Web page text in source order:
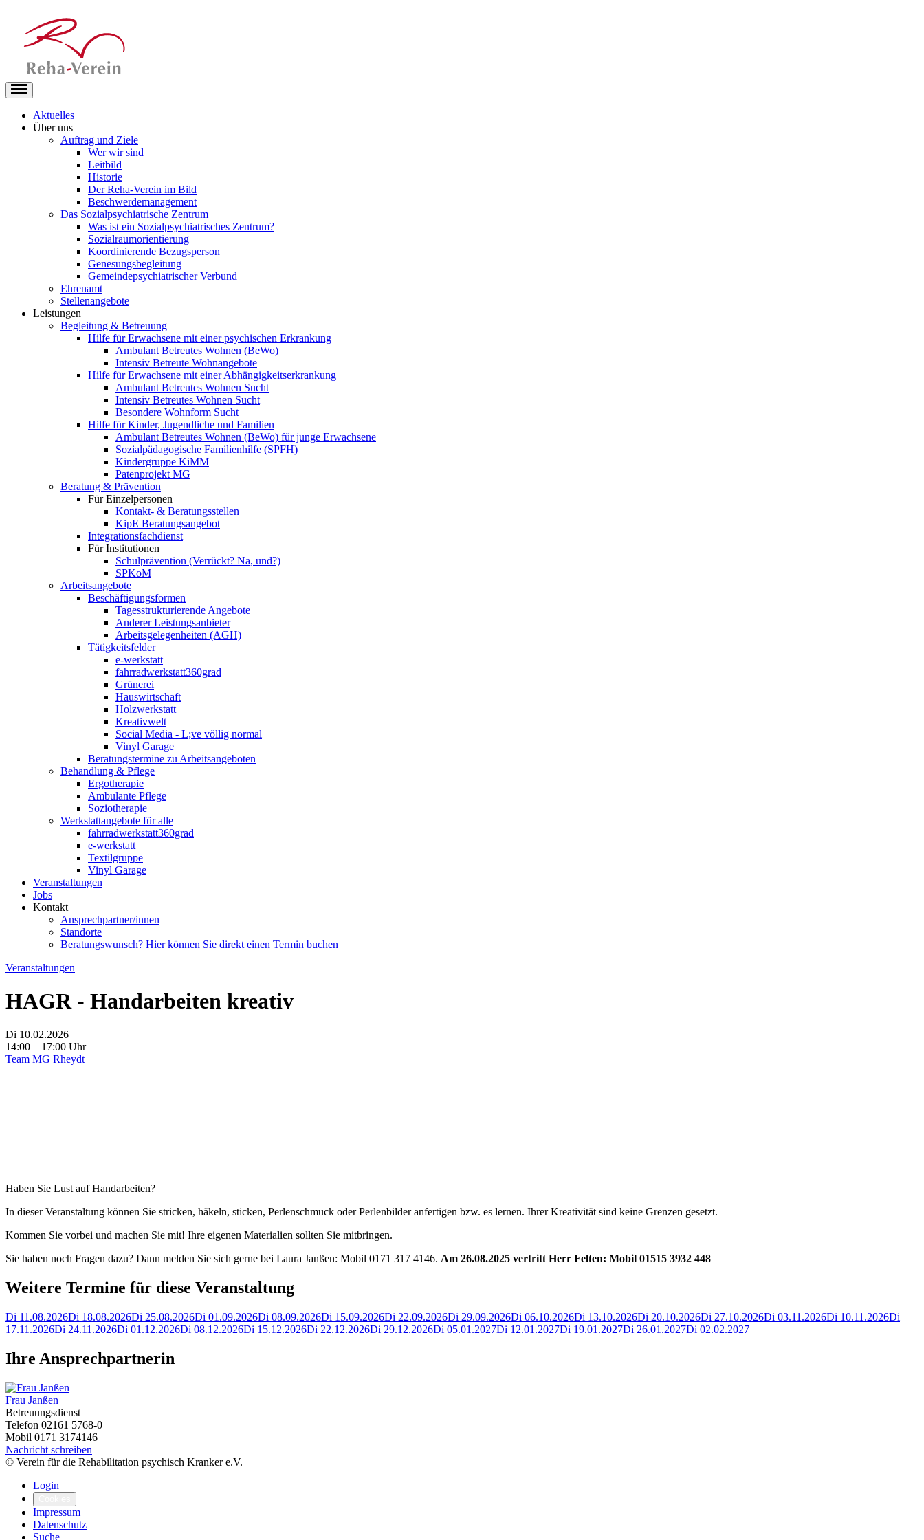
Aktuelles
Über uns
Auftrag und Ziele
Wer wir sind
Leitbild
Historie
Der Reha-Verein im Bild
Beschwerdemanagement
Das Sozialpsychiatrische Zentrum
Was ist ein Sozialpsychiatrisches Zentrum?
Sozialraumorientierung
Koordinierende Bezugsperson
Genesungsbegleitung
Gemeindepsychiatrischer Verbund
Ehrenamt
Stellenangebote
Leistungen
Begleitung & Betreuung
Hilfe für Erwachsene mit einer psychischen Erkrankung
Ambulant Betreutes Wohnen (BeWo)
Intensiv Betreute Wohnangebote
Hilfe für Erwachsene mit einer Abhängigkeitserkrankung
Ambulant Betreutes Wohnen Sucht
Intensiv Betreutes Wohnen Sucht
Besondere Wohnform Sucht
Hilfe für Kinder, Jugendliche und Familien
Ambulant Betreutes Wohnen (BeWo) für junge Erwachsene
Sozialpädagogische Familienhilfe (SPFH)
Kindergruppe KiMM
Patenprojekt MG
Beratung & Prävention
Für Einzelpersonen
Kontakt- & Beratungsstellen
KipE Beratungsangebot
Integrationsfachdienst
Für Institutionen
Schulprävention (Verrückt? Na, und?)
SPKoM
Arbeitsangebote
Beschäftigungsformen
Tagesstrukturierende Angebote
Anderer Leistungsanbieter
Arbeitsgelegenheiten (AGH)
Tätigkeitsfelder
e-werkstatt
fahrradwerkstatt360grad
Grünerei
Hauswirtschaft
Holzwerkstatt
Kreativwelt
Social Media - L;ve völlig normal
Vinyl Garage
Beratungstermine zu Arbeitsangeboten
Behandlung & Pflege
Ergotherapie
Ambulante Pflege
Soziotherapie
Werkstattangebote für alle
fahrradwerkstatt360grad
e-werkstatt
Textilgruppe
Vinyl Garage
Veranstaltungen
Jobs
Kontakt
Ansprechpartner/innen
Standorte
Beratungswunsch? Hier können Sie direkt einen Termin buchen
Veranstaltungen
HAGR - Handarbeiten kreativ
Di 10.02.2026
14:00 – 17:00 Uhr
Team MG Rheydt
Haben Sie Lust auf Handarbeiten?
In dieser Veranstaltung können Sie stricken, häkeln, sticken, Perlenschmuck oder Perlenbilder anfertigen bzw. es lernen. Ihrer Kreativität sind keine Grenzen gesetzt.
Kommen Sie vorbei und machen Sie mit! Ihre eigenen Materialien sollten Sie mitbringen.
Sie haben noch Fragen dazu? Dann melden Sie sich gerne bei Laura Janßen: Mobil 0171 317 4146. Am 26.08.2025 vertritt Herr Felten: Mobil 01515 3932 448
Weitere Termine für diese Veranstaltung
Di 11.08.2026Di 18.08.2026Di 25.08.2026Di 01.09.2026Di 08.09.2026Di 15.09.2026Di 22.09.2026Di 29.09.2026Di 06.10.2026Di 13.10.2026Di 20.10.2026Di 27.10.2026Di 03.11.2026Di 10.11.2026Di
17.11.2026Di 24.11.2026Di 01.12.2026Di 08.12.2026Di 15.12.2026Di 22.12.2026Di 29.12.2026Di 05.01.2027Di 12.01.2027Di 19.01.2027Di 26.01.2027Di 02.02.2027
Ihre Ansprechpartnerin
Frau Janßen
Betreuungsdienst
Telefon 02161 5768-0
Mobil 0171 3174146
Nachricht schreiben
© Verein für die Rehabilitation psychisch Kranker e.V.
Login
Impressum
Datenschutz
Suche